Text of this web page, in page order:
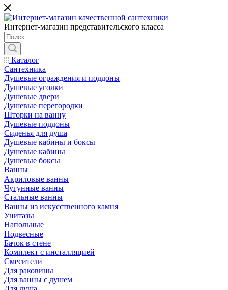
Интернет-магазин представительского класса
Каталог
Сантехника
Душевые ограждения и поддоны
Душевые уголки
Душевые двери
Душевые перегородки
Шторки на ванну
Душевые поддоны
Сиденья для душа
Душевые кабины и боксы
Душевые кабины
Душевые боксы
Ванны
Акриловые ванны
Чугунные ванны
Стальные ванны
Ванны из искусственного камня
Унитазы
Напольные
Подвесные
Бачок в стене
Комплект с инсталляцией
Смесители
Для раковины
Для ванны с душем